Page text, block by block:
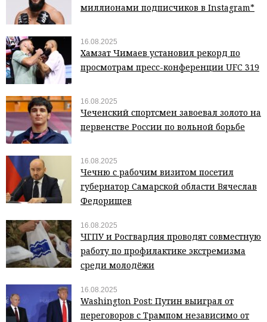
миллионами подписчиков в Instagram*
16.08.2025
Хамзат Чимаев установил рекорд по
просмотрам пресс-конференции UFC 319
16.08.2025
Чеченский спортсмен завоевал золото на
первенстве России по вольной борьбе
16.08.2025
Чечню с рабочим визитом посетил
губернатор Самарской области Вячеслав
Федорищев
16.08.2025
ЧГПУ и Росгвардия проводят совместную
работу по профилактике экстремизма
среди молодёжи
16.08.2025
Washington Post: Путин выиграл от
переговоров с Трампом независимо от